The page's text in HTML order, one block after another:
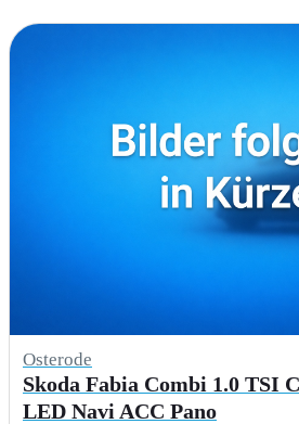
Osterode
Skoda Fabia Combi 1.0 TSI
LED Navi ACC Pano